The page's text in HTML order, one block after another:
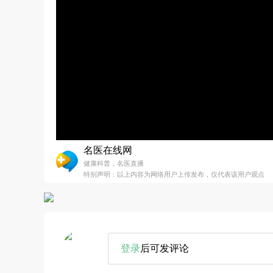
名医在线网
健康科普，名医直播
特别声明：以上内容为网络用户上传发布，仅代表该用户观点
登录后可发评论